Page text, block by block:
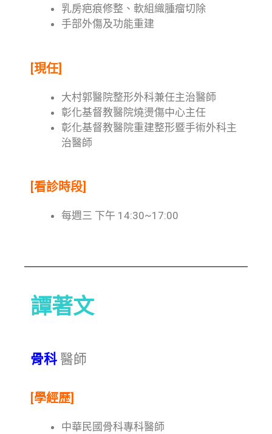
乳房疤痕修整、軟組織腫瘤切除
手部外傷及功能重建
[現任]
大村郭醫院整形外科兼任主治醫師
彰化基督教醫院燒燙傷中心主任
彰化基督教醫院重建整形暨手術外科主
治醫師
[看診時段]
每週三 下午 14:30~17:00
譚著文
骨科 醫師
[學經歷]
中華民國骨科專科醫師